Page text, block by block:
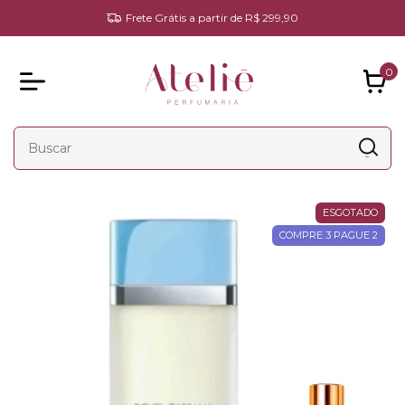
COMPRE 3 PAGUE 2 (válido para categoria decantes originais)
0
ESGOTADO
COMPRE 3 PAGUE 2